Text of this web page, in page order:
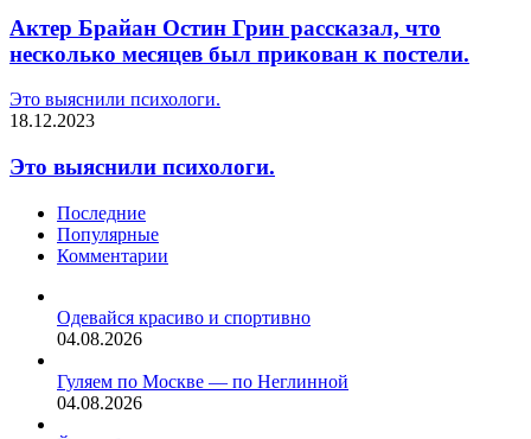
Актер Брайан Остин Грин рассказал, что
несколько месяцев был прикован к постели.
Это выяснили психологи.
18.12.2023
Это выяснили психологи.
Последние
Популярные
Комментарии
Одевайся красиво и спортивно
04.08.2026
Гуляем по Москве — по Неглинной
04.08.2026